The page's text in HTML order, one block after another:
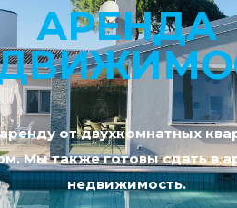
АРЕНДА
от двухкомнатных
Мы также готовы сдать в
недвижимость.